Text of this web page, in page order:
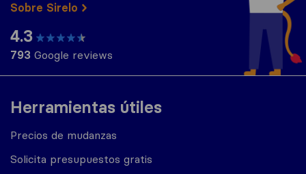
Herramientas útiles
Precios de mudanzas
Solicita presupuestos gratis
Sobre Sirelo
4.3
793 Google reviews